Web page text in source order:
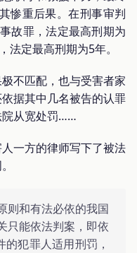
惨重后果。在刑事审判
故罪，法定最高刑期为
定最高刑期为5年。
不匹配，也与受害者家
据其中几名被告的认罪
院从宽处罚……
一方的律师写下了被法
则和有法必依的我国
只能依法判案，即依
的犯罪人适用刑罚，